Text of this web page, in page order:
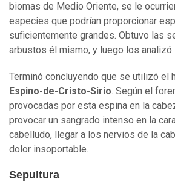
biomas de Medio Oriente, se le
especies que podrían proporcionar
suficientemente grandes. Obtuvo las
arbustos él mismo, y luego los analizó.
Terminó concluyendo que se utilizó el
Espino-de-Cristo-Sirio. Según el
provocadas por esta espina en la
provocar un sangrado intenso en la
cabelludo, llegar a los nervios de la
dolor insoportable.
Sepultura